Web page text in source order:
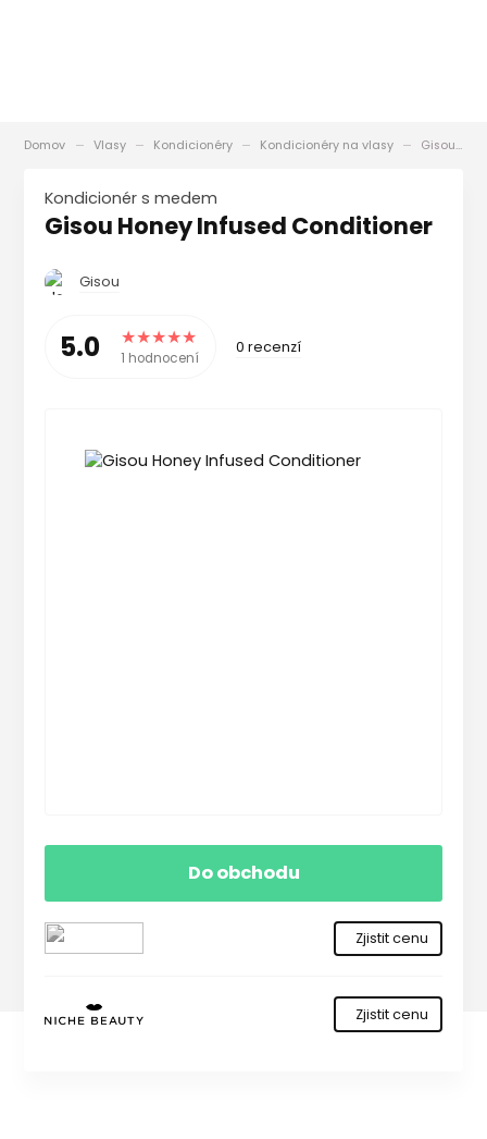
Domov Vlasy Kondicionéry Kondicionéry na vlasy Gisou Honey Infused Conditioner
Kondicionér s medem
Gisou Honey Infused Conditioner
Gisou
5.0 1 hodnocení
0 recenzí
Do obchodu
Zjistit cenu
Zjistit cenu